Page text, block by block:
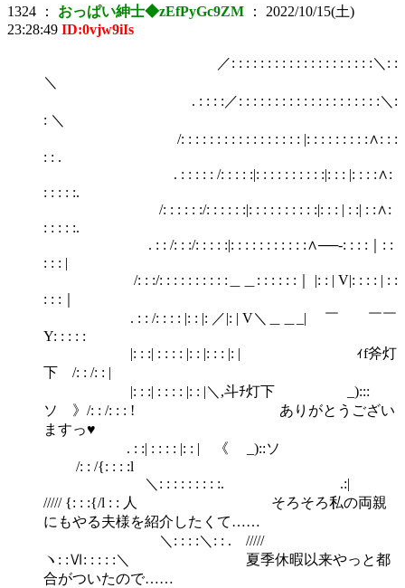
1324 ： おっぱい紳士◆zEfPyGc9ZM ： 2022/10/15(土)
23:28:49 ID:0vjw9iIs
／: : : : : : : : : : : : : : : : : : : :＼: :
＼
. : : : :／: : : : : : : : : : : : : : : : : : : :＼:
: ＼
/: : : : : : : : : : : : : : : : : |: : : : : : : : :∧: : :
: : .
. : : : : : /: : : : :|: : : : : : : : : :|: : : |: : : :∧:
: : : : :.
/: : : : : :/: : : : : :|: : : : : : : : : :|: : : | : :| : :∧:
: : : : :.
. : : /: : :/: : : : :|: : : : : : : : : : :∧──‐: : : :｜: :
: : : |
/: : :/: : : : : : : : : :＿＿: : : : : :｜ |: : | V|: : : : | : :
: : :｜
. : : /: : : : |: : |: ／|: | V＼＿＿_| ￣ ￣￣
Υ: : : : :
|: : :| : : : : |: : |: : : |: | ｨf斧灯
下 /: : /: : |
|: : :| : : : : |: : |＼,斗ﾁ灯下 _):::
ソ 》/: : /: : : ! ありがとうござい
ますっ♥
. : :| : : : : |: : | 《 _)::ソ
/: : /{: : : :l
＼: : : : : : : : :. .:|
///// {: : :{/l : : 人 そろそろ私の両親
にもやる夫様を紹介したくて……
＼: : : :＼: : . /////
ヽ: :Ⅵ: : : : :＼ 夏季休暇以来やっと都
合がついたので……